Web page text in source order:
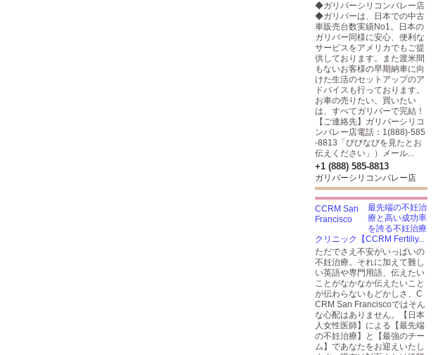
◆ガリバーシリコンバレー店
◆ガリバーは、日本での中古
車販売台数実績No1。日本の
ガリバー同様に安心、便利な
サービスをアメリカでもご提
供しております。また渡米間
もないお客様の早期納車に向
けた生活のセットアップのア
ドバイスも行っております。
お車の売りたい、買いたい
は、すべてガリバーで完結！
【ご連絡先】ガリバーシリコ
ンバレー店電話：1(888)-585
-8813「びびなびを見たとお
伝えください」）メール...
+1 (888) 585-8813
ガリバーシリコンバレー店
最先端の不妊治
療と高い成功率
を誇る不妊治療
クリニック【CCRM Fertiliy...
ただでさえ不安がいっぱいの
不妊治療。それに加えて難し
い英語や専門用語、伝えたい
ことがなかなか伝えたいこと
が伝わらないもどかしさ、C
CRM San Franciscoではそん
な心配はありません。【日本
人女性医師】による【最先端
の不妊治療】と【最強のチー
ム】であなたをお迎えいたし